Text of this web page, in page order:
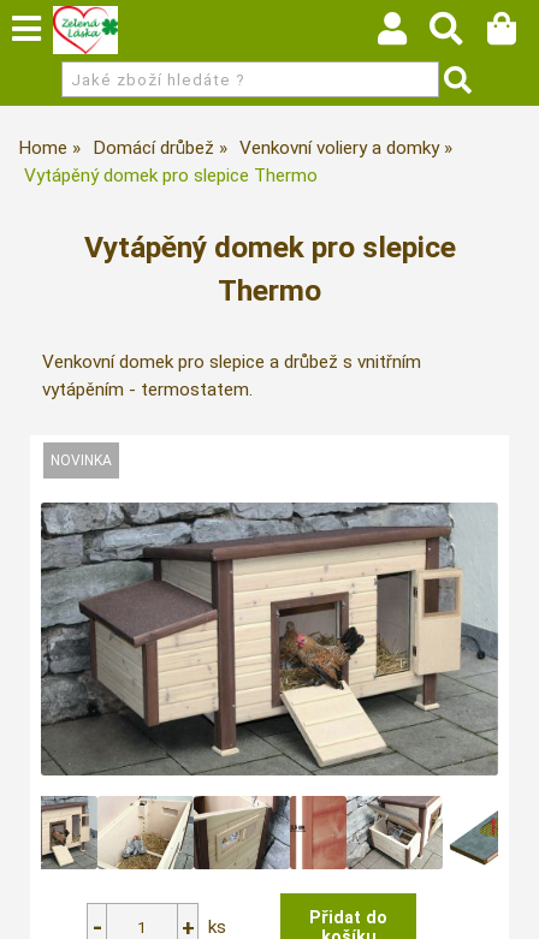
Home Domácí drůbež
Venkovní voliery a domky
Vytápěný domek pro slepice Thermo
Vytápěný domek pro slepice
Thermo
Venkovní domek pro slepice a drůbež s vnitřním
vytápěním - termostatem.
ks